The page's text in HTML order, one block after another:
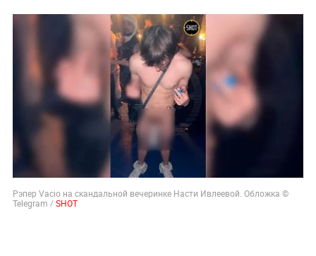
Рэпер Vacio на скандальной вечеринке Насти Ивлеевой. Обложка ©
Telegram /SHOT